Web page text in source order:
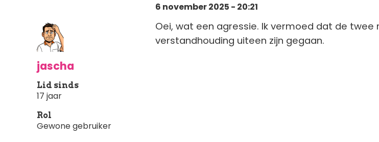
jascha
Lid sinds
17 jaar
Rol
Gewone gebruiker
6 november 2025 - 20:21
Oei, wat een agressie. Ik vermoed dat de twee
verstandhouding uiteen zijn gegaan.